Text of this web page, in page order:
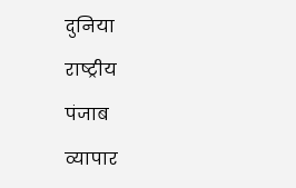
1, 2026 11:24 AM
दुनिया
राष्ट्रीय
पंजाब
व्यापार